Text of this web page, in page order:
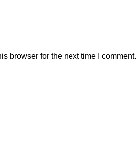
browser for the next time I comment.